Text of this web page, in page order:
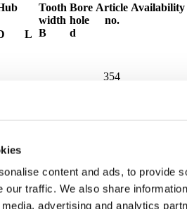
content and ads, to provide
our traffic. We also share
advertising and analytics
Tooth
width
B
Bore
hole
d
Article
no.
Availability
L
354
25 6,3 12
020
003
○
354